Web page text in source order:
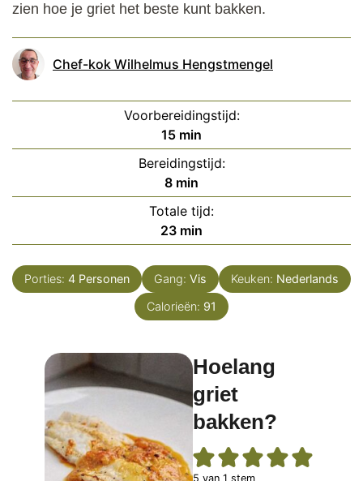
zien hoe je griet het beste kunt bakken.
Chef-kok Wilhelmus Hengstmengel
Voorbereidingstijd:
15minuten
min
Bereidingstijd:
8minuten
min
Totale tijd:
23minuten
min
Porties: 4 Personen Gang: Vis Keuken: Nederlands
Calorieën: 91
Hoelang
griet
bakken?
5 van 1 stem